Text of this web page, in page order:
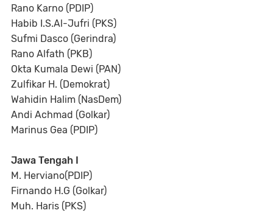
Rano Karno (PDIP)
Habib I.S.Al-Jufri (PKS)
Sufmi Dasco (Gerindra)
Rano Alfath (PKB)
Okta Kumala Dewi (PAN)
Zulfikar H. (Demokrat)
Wahidin Halim (NasDem)
Andi Achmad (Golkar)
Marinus Gea (PDIP)
Jawa Tengah I
M. Herviano(PDIP)
Firnando H.G (Golkar)
Muh. Haris (PKS)